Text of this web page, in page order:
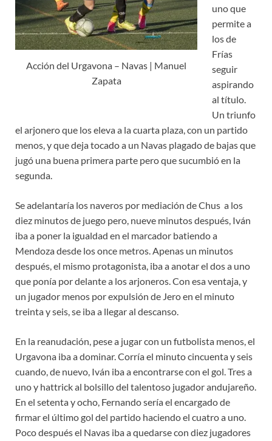
Acción del Urgavona – Navas | Manuel
Zapata
uno que
permite a
los de
Frías
seguir
aspirando
al título.
Un triunfo
el arjonero que los eleva a la cuarta plaza, con un partido
menos, y que deja tocado a un Navas plagado de bajas que
jugó una buena primera parte pero que sucumbió en la
segunda.
Se adelantaría los naveros por mediación de Chus a los
diez minutos de juego pero, nueve minutos después, Iván
iba a poner la igualdad en el marcador batiendo a
Mendoza desde los once metros. Apenas un minutos
después, el mismo protagonista, iba a anotar el dos a uno
que ponía por delante a los arjoneros. Con esa ventaja, y
un jugador menos por expulsión de Jero en el minuto
treinta y seis, se iba a llegar al descanso.
En la reanudación, pese a jugar con un futbolista menos, el
Urgavona iba a dominar. Corría el minuto cincuenta y seis
cuando, de nuevo, Iván iba a encontrarse con el gol. Tres a
uno y hattrick al bolsillo del talentoso jugador andujareño.
En el setenta y ocho, Fernando sería el encargado de
firmar el último gol del partido haciendo el cuatro a uno.
Poco después el Navas iba a quedarse con diez jugadores